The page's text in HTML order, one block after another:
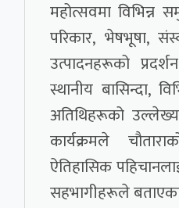
महोत्सवमा विभिन्न
परिकार, भेषभूषा,
उत्पादनहरूको
स्थानीय बासिन्दा,
अतिथिहरूको
कार्यक्रमले
ऐतिहासिक
सहभागीहरूले